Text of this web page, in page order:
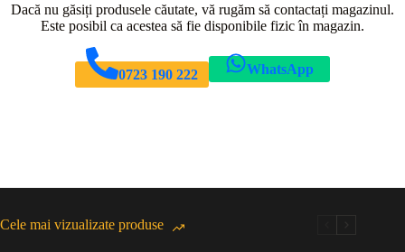
Dacă nu găsiți produsele căutate, vă rugăm să contactați magazinul.
Este posibil ca acestea să fie disponibile fizic în magazin.
0723 190 222 WhatsApp
Cele mai vizualizate produse